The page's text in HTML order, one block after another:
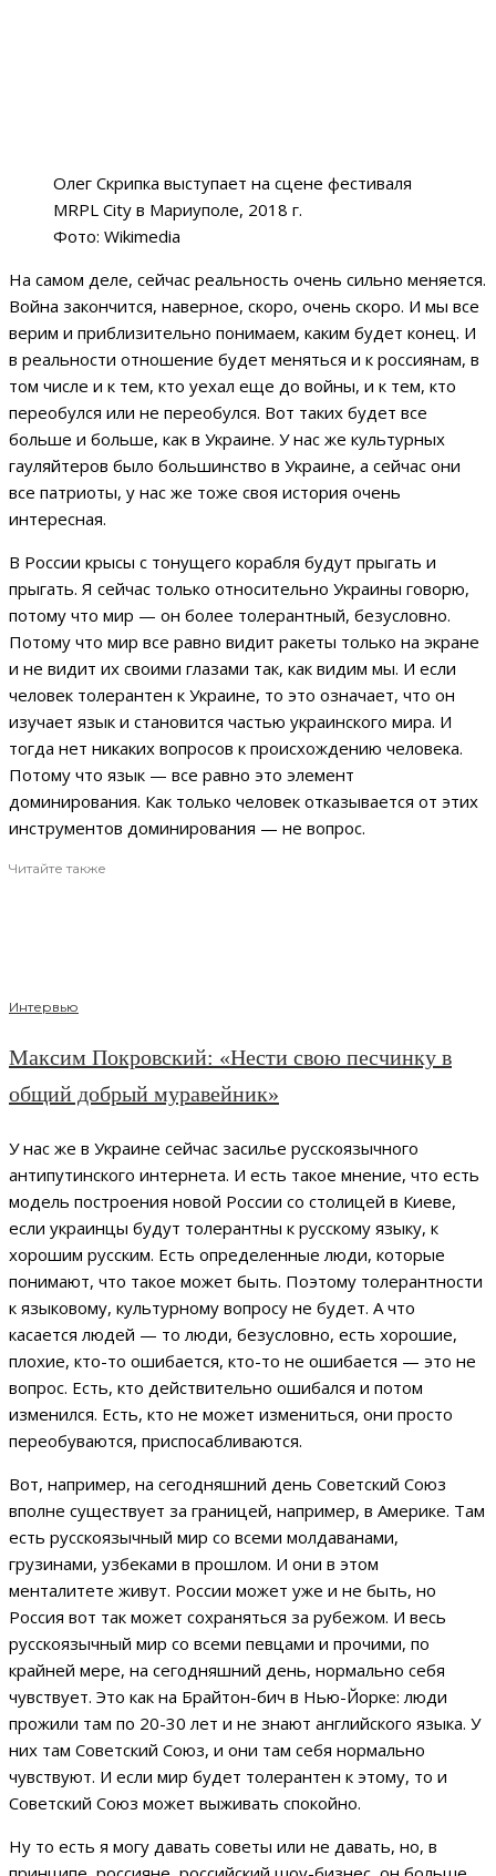
Олег Скрипка выступает на сцене фестиваля
MRPL City в Мариуполе, 2018 г.
Фото: Wikimedia
На самом деле, сейчас реальность очень сильно меняется.
Война закончится, наверное, скоро, очень скоро. И мы все
верим и приблизительно понимаем, каким будет конец. И
в реальности отношение будет меняться и к россиянам, в
том числе и к тем, кто уехал еще до войны, и к тем, кто
переобулся или не переобулся. Вот таких будет все
больше и больше, как в Украине. У нас же культурных
гауляйтеров было большинство в Украине, а сейчас они
все патриоты, у нас же тоже своя история очень
интересная.
В России крысы с тонущего корабля будут прыгать и
прыгать. Я сейчас только относительно Украины говорю,
потому что мир — он более толерантный, безусловно.
Потому что мир все равно видит ракеты только на экране
и не видит их своими глазами так, как видим мы. И если
человек толерантен к Украине, то это означает, что он
изучает язык и становится частью украинского мира. И
тогда нет никаких вопросов к происхождению человека.
Потому что язык — все равно это элемент
доминирования. Как только человек отказывается от этих
инструментов доминирования — не вопрос.
Читайте также
Интервью
Максим Покровский: «Нести свою песчинку в
общий добрый муравейник»
У нас же в Украине сейчас засилье русскоязычного
антипутинского интернета. И есть такое мнение, что есть
модель построения новой России со столицей в Киеве,
если украинцы будут толерантны к русскому языку, к
хорошим русским. Есть определенные люди, которые
понимают, что такое может быть. Поэтому толерантности
к языковому, культурному вопросу не будет. А что
касается людей — то люди, безусловно, есть хорошие,
плохие, кто-то ошибается, кто-то не ошибается — это не
вопрос. Есть, кто действительно ошибался и потом
изменился. Есть, кто не может измениться, они просто
переобуваются, приспосабливаются.
Вот, например, на сегодняшний день Советский Союз
вполне существует за границей, например, в Америке. Там
есть русскоязычный мир со всеми молдаванами,
грузинами, узбеками в прошлом. И они в этом
менталитете живут. России может уже и не быть, но
Россия вот так может сохраняться за рубежом. И весь
русскоязычный мир со всеми певцами и прочими, по
крайней мере, на сегодняшний день, нормально себя
чувствует. Это как на Брайтон-бич в Нью-Йорке: люди
прожили там по 20-30 лет и не знают английского языка. У
них там Советский Союз, и они там себя нормально
чувствуют. И если мир будет толерантен к этому, то и
Советский Союз может выживать спокойно.
Ну то есть я могу давать советы или не давать, но, в